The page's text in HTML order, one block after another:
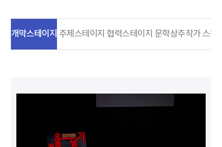
개막스테이지 주제스테이지 협력스테이지 문학상주작가 스테